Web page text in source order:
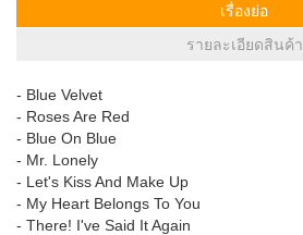
เรื่องย่อ
รายละเอียดสินค้า
- Blue Velvet
- Roses Are Red
- Blue On Blue
- Mr. Lonely
- Let's Kiss And Make Up
- My Heart Belongs To You
- There! I've Said It Again